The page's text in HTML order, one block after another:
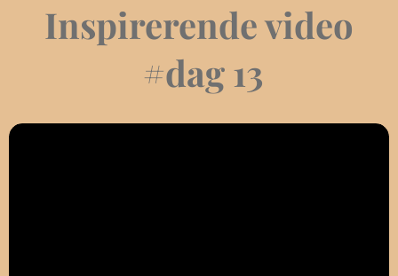
Inspirerende video
#dag 13